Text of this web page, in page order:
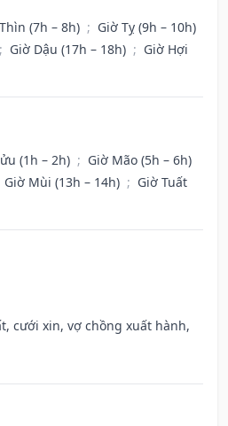
(7h – 8h) ; Giờ Tỵ (9h – 10h)
; Giờ Dậu (17h – 18h) ; Giờ Hợi
(1h – 2h) ; Giờ Mão (5h – 6h)
Giờ Mùi (13h – 14h) ; Giờ Tuất
cưới xin, vợ chồng xuất hành,